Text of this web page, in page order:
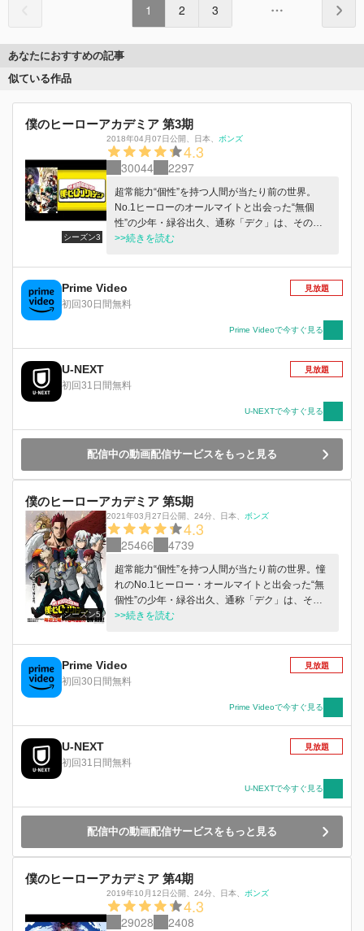
1 2 3
あなたにおすすめの記事
似ている作品
僕のヒーローアカデミア 第3期
シーズン3
2018年04月07日公開 日本 ボンズ
4.3
30044 2297
超常能力“個性”を持つ人間が当たり前の世界。
No.1ヒーローのオールマイトと出会った“無個
性”の少年・緑谷出久、通称「デク」は、その内
に秘めるヒーローの資質を見出され、オールマイ
だ。デクはヒーロー輩出の名門・雄英高校に入学
し、クラスメイトたちと互いを高め合う切磋琢磨
の毎日を過ごしていた。 雄英高の生徒同士が激
ローの下で技を磨く「職場体験」、“ヒーロー殺
し”ステインとの死闘、期末テストでのオールマ
イトとの戦い、そして敵（ヴィラン）連合の死柄
木弔との邂逅・・・。次々と課される試練に対し
て、デクはヒーローを目指して果敢に立ち向かっ
ていく。一方、死柄木や、オールマイトの宿敵で
ある巨悪オール・フォー・ワンも仲間を増やし、
その悪意をふくらませるのだった。 デクの、最
高のヒーローになるための道と、敵（ヴィラン）
たちとの戦いは、ますます加速していく！
>>続きを読む
Prime Video
初回30日間無料
見放題
Prime Videoで今すぐ見る
U-NEXT
初回31日間無料
見放題
U-NEXTで今すぐ見る
配信中の動画配信サービスをもっと見る
僕のヒーローアカデミア 第5期
シーズン5
2021年03月27日公開 24分 日本 ボンズ
4.3
25466 4739
超常能力“個性”を持つ人間が当たり前の世界。憧
れのNo.1ヒーロー・オールマイトと出会った“無
個性”の少年・緑谷出久、通称「デク」は、その
内に秘めるヒーローの資質を見出され、オールマ
だ。デクはヒーロー輩出の名門・雄英高校に入学
し、“個性”で社会や人々を救ける“ヒーロー”にな
ることを目指し、ヒーロー科1年A組のクラスメ
「プロヒーロー仮免許」取得とプロヒーローイン
ターン活動。そこでの少女・エリとの出会いと、
そのエリを恐るべき計画に利用する「死穢八斎
會」の若頭オーバーホール、エリを救うための死
闘。エリや雄英生徒の皆を笑顔にするための文化
祭。新たなヒーローランキングの発表・・・。慌
ただしい日々の中、デクは着実に成長を続けてい
く。その一方で、死柄木弔率いる敵＜ヴィラン＞
連合もその力を蓄えていた。 “最高のヒーロー”を
目指すデクの次なる試練、それは同じくヒーロー
対抗戦！体育祭以来の直接対決に、生徒たちの意
気は上がる。そんな中、デクの中で新たな“何
か”が目覚めようとしていた―。
>>続きを読む
Prime Video
初回30日間無料
見放題
Prime Videoで今すぐ見る
U-NEXT
初回31日間無料
見放題
U-NEXTで今すぐ見る
配信中の動画配信サービスをもっと見る
僕のヒーローアカデミア 第4期
2019年10月12日公開 24分 日本 ボンズ
4.3
29028 2408